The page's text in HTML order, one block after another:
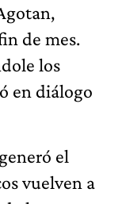
de mes.
los
en diálogo
el
vuelven a